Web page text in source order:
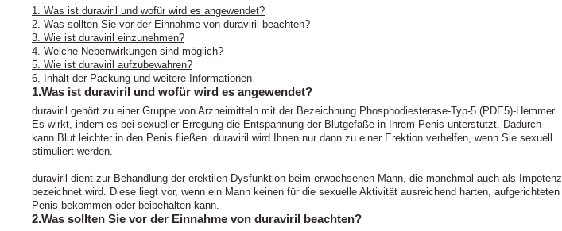
1. Was ist duraviril und wofür wird es angewendet?
2. Was sollten Sie vor der Einnahme von duraviril beachten?
3. Wie ist duraviril einzunehmen?
4. Welche Nebenwirkungen sind möglich?
5. Wie ist duraviril aufzubewahren?
6. Inhalt der Packung und weitere Informationen
1.Was ist duraviril und wofür wird es angewendet?
duraviril gehört zu einer Gruppe von Arzneimitteln mit der Bezeichnung Phosphodiesterase-Typ-5 (PDE5)-Hemmer.
Es wirkt, indem es bei sexueller Erregung die Entspannung der Blutgefäße in Ihrem Penis unterstützt. Dadurch
kann Blut leichter in den Penis fließen. duraviril wird Ihnen nur dann zu einer Erektion verhelfen, wenn Sie sexuell
stimuliert werden.
duraviril dient zur Behandlung der erektilen Dysfunktion beim erwachsenen Mann, die manchmal auch als Impotenz
bezeichnet wird. Diese liegt vor, wenn ein Mann keinen für die sexuelle Aktivität ausreichend harten, aufgerichteten
Penis bekommen oder beibehalten kann.
2.Was sollten Sie vor der Einnahme von duraviril beachten?